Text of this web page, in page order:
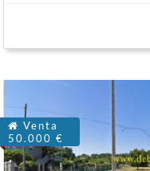
Venta
50.000 €